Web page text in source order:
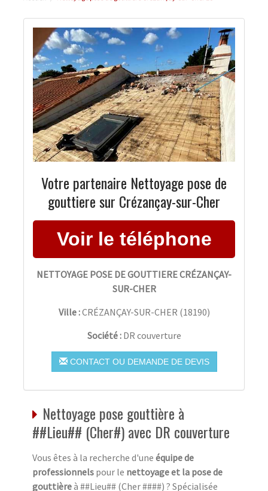
Votre partenaire Nettoyage pose de
gouttiere sur Crézançay-sur-Cher
NETTOYAGE POSE DE GOUTTIERE CRÉZANÇAY-
SUR-CHER
Ville :CRÉZANÇAY-SUR-CHER (18190)
Société : DR couverture
CONTACT OU DEMANDE DE DEVIS
Nettoyage pose gouttière à
##Lieu## (Cher#) avec DR couverture
Vous êtes à la recherche d'une équipe de
professionnels pour le nettoyage et la pose de
gouttièreà ##Lieu## (Cher ####) ? Spécialisée